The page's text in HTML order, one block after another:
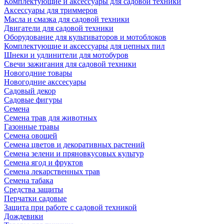
Аксессуары для триммеров
Масла и смазка для садовой техники
Двигатели для садовой техники
Оборудование для культиваторов и мотоблоков
Комплектующие и аксессуары для цепных пил
Шнеки и удлинители для мотобуров
Свечи зажигания для садовой техники
Новогодние товары
Новогодние акссесуары
Садовый декор
Садовые фигуры
Семена
Семена трав для животных
Газонные травы
Семена овощей
Семена цветов и декоративных растений
Семена зелени и пряновкусовых культур
Семена ягод и фруктов
Семена лекарственных трав
Семена табака
Средства защиты
Перчатки садовые
Защита при работе с садовой техникой
Дождевики